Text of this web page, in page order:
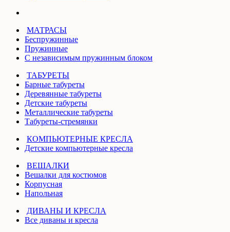
МАТРАСЫ
Беспружинные
Пружинные
С независимым пружинным блоком
ТАБУРЕТЫ
Барные табуреты
Деревянные табуреты
Детские табуреты
Металлические табуреты
Табуреты-стремянки
КОМПЬЮТЕРНЫЕ КРЕСЛА
Детские компьютерные кресла
ВЕШАЛКИ
Вешалки для костюмов
Корпусная
Напольная
ДИВАНЫ И КРЕСЛА
Все диваны и кресла